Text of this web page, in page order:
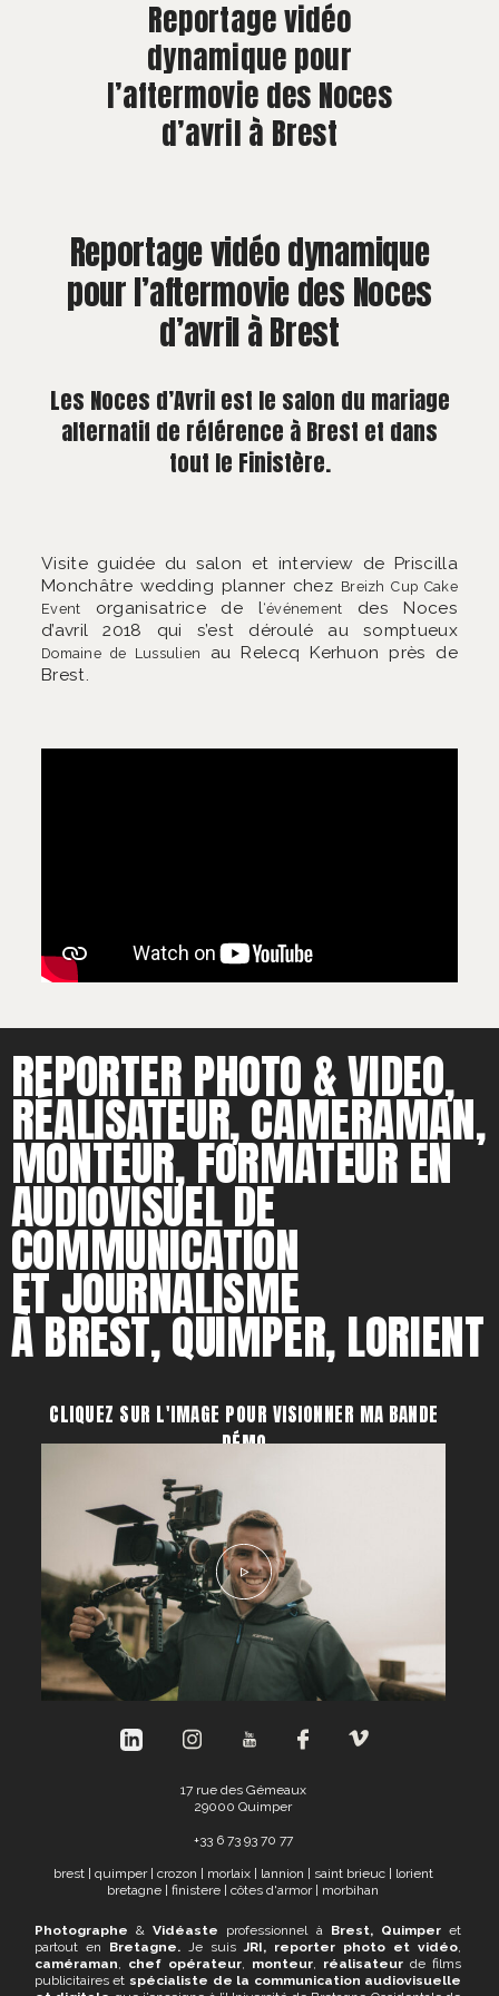
CONTACT
Reportage vidéo
dynamique pour
l’aftermovie des Noces
d’avril à Brest
Reportage vidéo dynamique
pour l’aftermovie des Noces
d’avril à Brest
Les Noces d’Avril est le salon du mariage
alternatif de référence à Brest et dans
tout le Finistère.
Visite guidée du salon et interview de Priscilla
Monchâtre wedding planner chez Breizh Cup Cake
Event
organisatrice de l‘événement
des Noces
d’avril 2018 qui s’est déroulé au somptueux
Domaine de Lussulien
au Relecq Kerhuon près de
Brest.
CLIQUEZ SUR L'IMAGE POUR VISIONNER MA BANDE
DÉMO
REPORTER PHOTO & VIDEO,
RÉALISATEUR, CAMERAMAN,
MONTEUR, FORMATEUR EN
AUDIOVISUEL DE
COMMUNICATION
ET JOURNALISME
À BREST, QUIMPER, LORIENT
Photographe & Vidéaste professionnel à Brest, Quimper et
partout en Bretagne. Je suisJRI, reporter photo et vidéo
caméraman
chef opérateur monteur réalisateur de films
publicitaires etspécialiste de la communication audiovisuelle
17 rue des Gémeaux
29000 Quimper
+33 6 73 93 70 77
brest| quimper| crozon morlaix| lannion saint brieuc| lorient
bretagne |finistere |côtes d'armor| morbihan